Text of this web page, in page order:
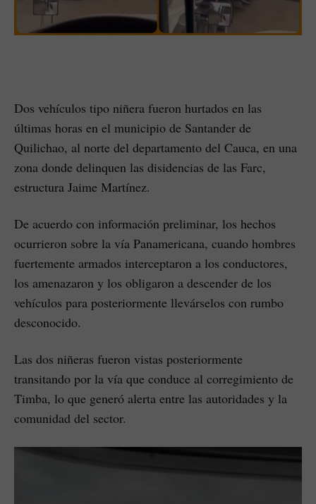
Dos vehículos tipo niñera fueron hurtados en las
últimas horas en el municipio de Santander de
Quilichao, al norte del departamento del Cauca, en una
zona donde delinquen las disidencias de las Farc,
estructura Jaime Martínez.
De acuerdo con información preliminar, los hechos
ocurrieron sobre la vía Panamericana, cuando hombres
fuertemente armados interceptaron a los conductores,
los amenazaron y los obligaron a descender de los
vehículos para posteriormente llevárselos con rumbo
desconocido.
Las dos niñeras fueron vistas posteriormente
transitando por la vía que conduce al corregimiento de
Timba, lo que generó alerta entre las autoridades y la
comunidad del sector.